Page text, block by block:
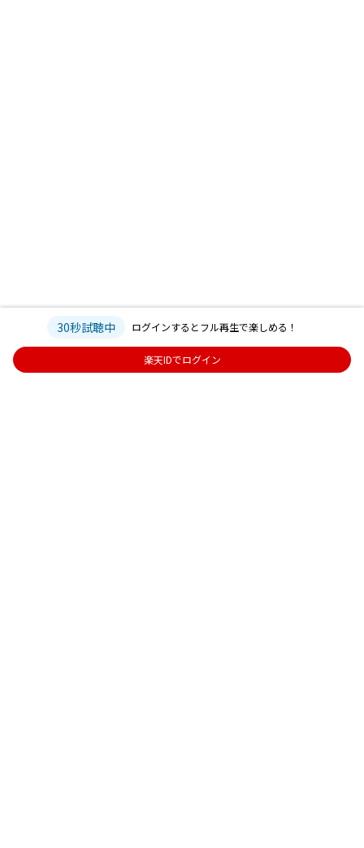
30秒試聴中 ログインするとフル再生で楽しめる！
楽天IDでログイン